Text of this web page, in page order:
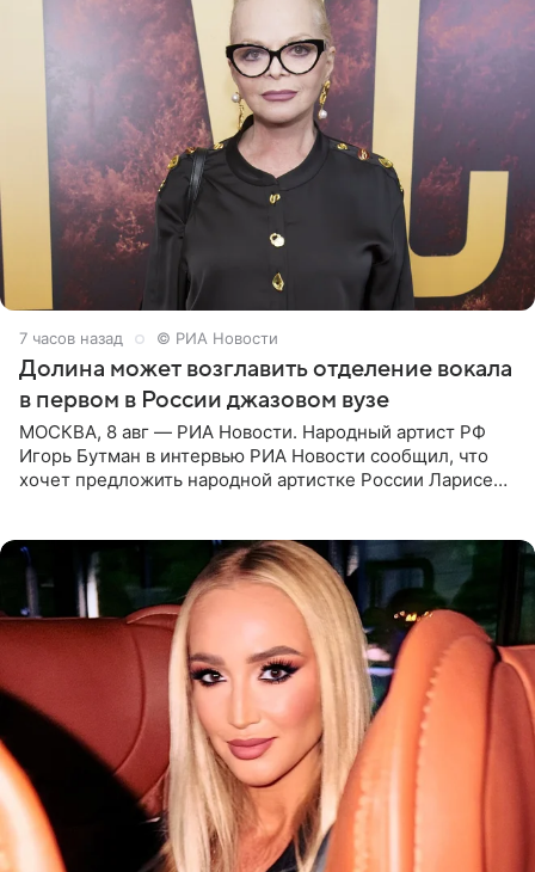
7 часов назад © РИА Новости
Долина может возглавить отделение вокала
в первом в России джазовом вузе
МОСКВА, 8 авг — РИА Новости. Народный артист РФ
Игорь Бутман в интервью РИА Новости сообщил, что
хочет предложить народной артистке России Ларисе